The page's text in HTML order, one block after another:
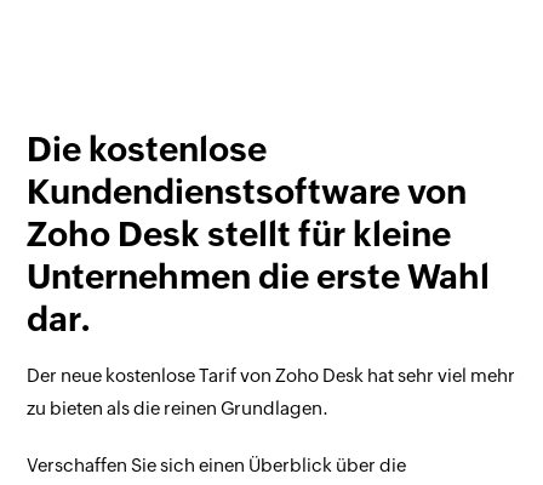
Die kostenlose
Kundendienstsoftware von
Zoho Desk stellt für kleine
Unternehmen die erste Wahl
dar.
Der neue kostenlose Tarif von Zoho Desk hat sehr viel mehr
zu bieten als die reinen Grundlagen.
Verschaffen Sie sich einen Überblick über die